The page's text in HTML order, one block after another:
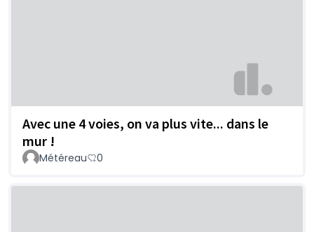
Avec une 4 voies, on va plus vite... dans le
mur !
Météreau 0